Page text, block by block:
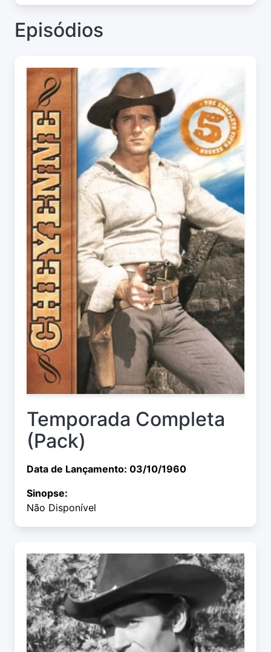
Episódios
Temporada Completa
(Pack)
Data de Lançamento: 03/10/1960
Sinopse:
Não Disponível